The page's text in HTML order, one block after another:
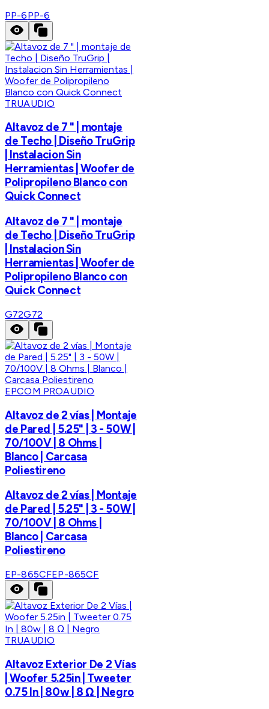
PP-6PP-6
TRUAUDIO
Altavoz de 7 " | montaje
de Techo | Diseño TruGrip
| Instalacion Sin
Herramientas | Woofer de
Polipropileno Blanco con
Quick Connect
Altavoz de 7 " | montaje
de Techo | Diseño TruGrip
| Instalacion Sin
Herramientas | Woofer de
Polipropileno Blanco con
Quick Connect
G72G72
EPCOM PROAUDIO
Altavoz de 2 vías | Montaje
de Pared | 5.25" | 3 - 50W |
70/100V | 8 Ohms |
Blanco | Carcasa
Poliestireno
Altavoz de 2 vías | Montaje
de Pared | 5.25" | 3 - 50W |
70/100V | 8 Ohms |
Blanco | Carcasa
Poliestireno
EP-865CFEP-865CF
TRUAUDIO
Altavoz Exterior De 2 Vías
| Woofer 5.25in | Tweeter
0.75 In | 80w | 8 Ω | Negro